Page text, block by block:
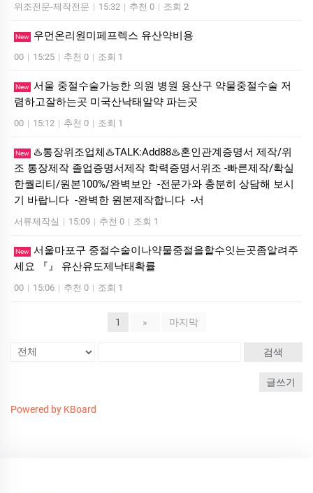
위조전문-제작전문 | 15:32 | 추천 0 | 조회 2
New 우먼온리원미페프렉스 유산약비용
00 | 15:25 | 추천 0 | 조회 1
New 서울 중절수술가능한 의원 병원 용산구 약물중절수술 저
렴하고잘하는곳 미국산낙­태알약 파는곳
00 | 15:12 | 추천 0 | 조회 1
New
♨️통장위조업체♨️TALK:Add88♨️혼인관계증명서 제작/위
조 통장제작 졸업증명서제작 학력증명서위조 -빠른제작/확실
한퀄리티/원본100%/완벽보안 -전문가와 충분히 상담해 보시
기 바랍니다 -완벽한 원본제작합니다 -서
서류제작실 | 15:09 | 추천 0 | 조회 1
New 서울마포구 중절수술이나약물중절을할수잇는곳좀알려주
세요 『』 유산유도제낙태확률
00 | 15:06 | 추천 0 | 조회 1
1 » 마지막
검색
글쓰기
Powered by KBoard